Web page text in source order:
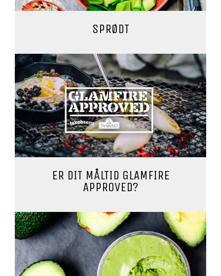
SPRØDT
ER DIT MÅLTID GLAMFIRE
APPROVED?